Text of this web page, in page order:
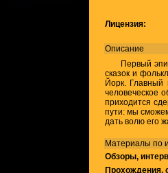
Лицензия:
Описание
Первый
сказок и
Йорк. Главный
человеческое
приходится
пути: мы
дать волю его
Материалы по
Обзоры,
Прохождения,